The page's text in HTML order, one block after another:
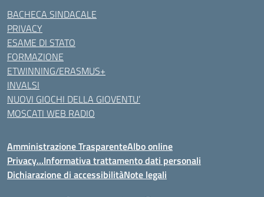
BACHECA SINDACALE
PRIVACY
ESAME DI STATO
FORMAZIONE
ETWINNING/ERASMUS+
INVALSI
NUOVI GIOCHI DELLA GIOVENTU’
MOSCATI WEB RADIO
Amministrazione TrasparenteAlbo online
Privacy…Informativa trattamento dati personali
Dichiarazione di accessibilitàNote legali